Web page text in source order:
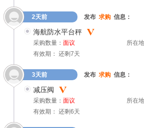
2天前 发布 求购 信息：
海航防水平台秤
采购数量： 面议
所在
有效期： 还剩7天
3天前 发布 求购 信息：
减压阀
采购数量： 面议
所在
有效期： 还剩6天